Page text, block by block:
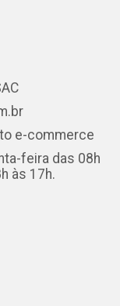
e-commerce
feira das 08h
às 17h.